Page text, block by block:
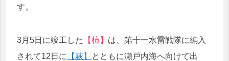
す。
3月5日に竣工した 【柿】 は、第十一水雷戦隊に編入
されて12日に
【萩】
とともに瀬戸内海へ向けて出